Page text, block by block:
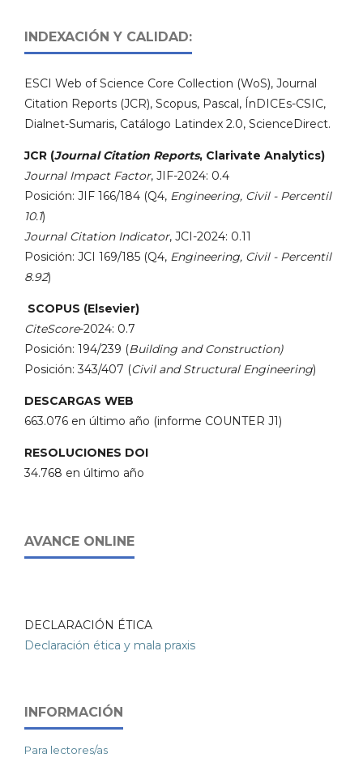
INDEXACIÓN Y CALIDAD:
ESCI Web of Science Core Collection (WoS), Journal
Citation Reports (JCR), Scopus, Pascal, ÍnDICEs-CSIC,
Dialnet-Sumaris, Catálogo Latindex 2.0, ScienceDirect.
JCR (Journal Citation Reports, Clarivate Analytics)
Journal Impact Factor, JIF-2024: 0.4
Posición: JIF 166/184 (Q4, Engineering, Civil - Percentil
10.1)
Journal Citation Indicator, JCI-2024: 0.11
Posición: JCI 169/185 (Q4, Engineering, Civil - Percentil
8.92)
SCOPUS (Elsevier)
CiteScore-2024: 0.7
Posición: 194/239 (Building and Construction)
Posición: 343/407 (Civil and Structural Engineering)
DESCARGAS WEB
663.076 en último año (informe COUNTER J1)
RESOLUCIONES DOI
34.768 en último año
AVANCE ONLINE
DECLARACIÓN ÉTICA
Declaración ética y mala praxis
INFORMACIÓN
Para lectores/as